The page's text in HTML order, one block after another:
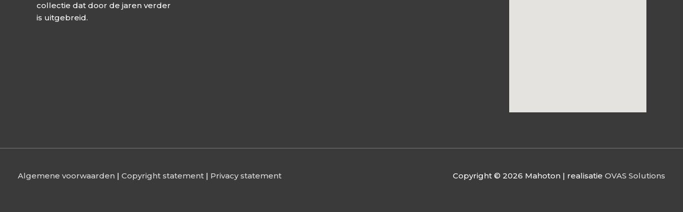
collectie dat door de jaren verder
is uitgebreid.
Algemene voorwaarden | Copyright statement | Privacy statement Copyright © 2026 Mahoton | realisatie OVAS Solutions